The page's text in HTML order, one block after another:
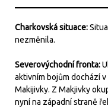
Charkovská situace:
nezměnila.
Severovýchodní fronta:
aktivním bojům dochází
Makijivky. Z Makjivky
nyní na západní straně